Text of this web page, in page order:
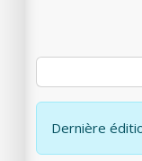
Dernière